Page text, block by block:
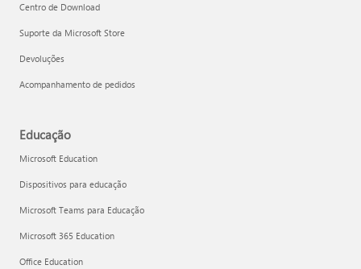
Centro de Download
Suporte da Microsoft Store
Devoluções
Acompanhamento de pedidos
Educação
Microsoft Education
Dispositivos para educação
Microsoft Teams para Educação
Microsoft 365 Education
Office Education